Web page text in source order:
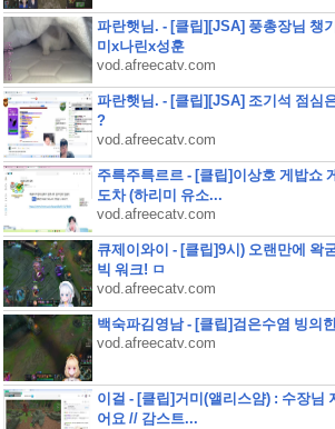
파란햇님. - [클립][JSA] 풍총장님 챙
미x나린x성훈
vod.afreecatv.com
파란햇님. - [클립][JSA] 조기석 점심
?
vod.afreecatv.com
주륵주륵르르 - [클립]이상호 게밥쇼
도차 (하리미 유소...
vod.afreecatv.com
큐제이와이 - [클립]9시) 오랜만에 왁
빅 워크! ㅁ
vod.afreecatv.com
백숙파김영남 - [클립]검은수염 빙의
vod.afreecatv.com
이걸 - [클립]거미(앨리스얌) : 수장님
어요 // 감스트...